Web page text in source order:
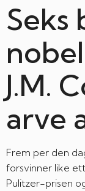
Seks
J.M.
arve
Frem per den
forsvinner like
Pulitzer-prisen